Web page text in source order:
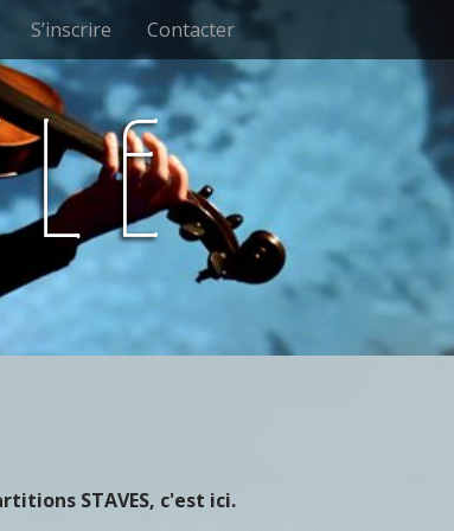
S’inscrire Contacter
STAVES, c'est ici.